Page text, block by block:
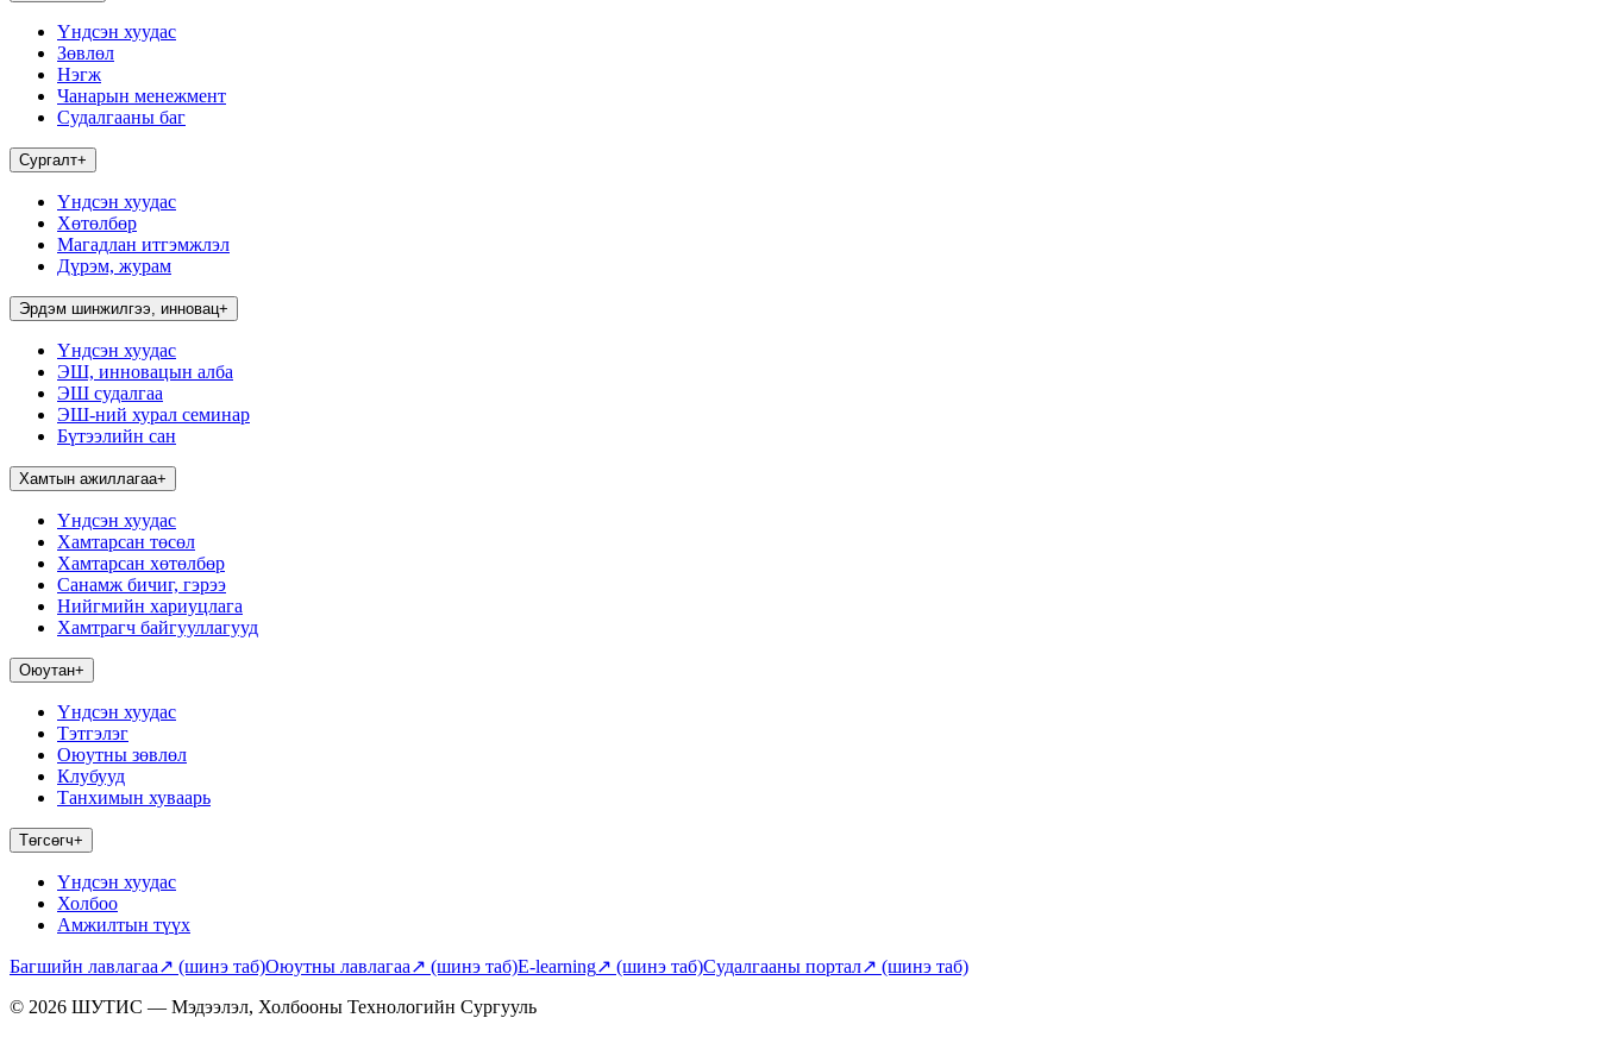
Үндсэн хуудас
Зөвлөл
Нэгж
Чанарын менежмент
Судалгааны баг
Сургалт+
Үндсэн хуудас
Хөтөлбөр
Магадлан итгэмжлэл
Дүрэм, журам
Эрдэм шинжилгээ, инновац+
Үндсэн хуудас
ЭШ, инновацын алба
ЭШ судалгаа
ЭШ-ний хурал семинар
Бүтээлийн сан
Хамтын ажиллагаа+
Үндсэн хуудас
Хамтарсан төсөл
Хамтарсан хөтөлбөр
Санамж бичиг, гэрээ
Нийгмийн хариуцлага
Хамтрагч байгууллагууд
Оюутан+
Үндсэн хуудас
Тэтгэлэг
Оюутны зөвлөл
Клубууд
Танхимын хуваарь
Төгсөгч+
Үндсэн хуудас
Холбоо
Амжилтын түүх
Багшийн лавлагаа↗ (шинэ таб)Оюутны лавлагаа↗ (шинэ таб)E-learning↗ (шинэ таб)Судалгааны портал↗ (шинэ таб)
© 2026 ШУТИС — Мэдээлэл, Холбооны Технологийн Сургууль